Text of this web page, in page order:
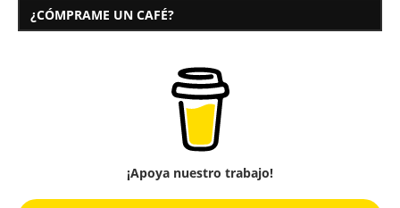
¿CÓMPRAME UN CAFÉ?
¡Apoya nuestro trabajo!